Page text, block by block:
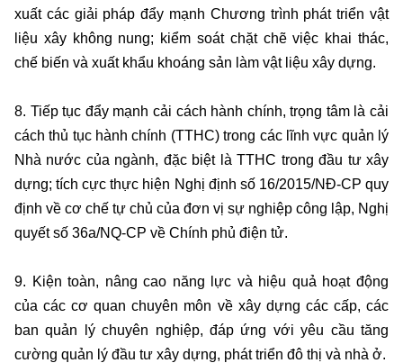
xuất các giải pháp đẩy mạnh Chương trình phát triển vật
liệu xây không nung; kiểm soát chặt chẽ việc khai thác,
chế biến và xuất khẩu khoáng sản làm vật liệu xây dựng.
8. Tiếp tục đẩy mạnh cải cách hành chính, trọng tâm là cải
cách thủ tục hành chính (TTHC) trong các lĩnh vực quản lý
Nhà nước của ngành, đặc biệt là TTHC trong đầu tư xây
dựng; tích cực thực hiện Nghị định số 16/2015/NĐ-CP quy
định về cơ chế tự chủ của đơn vị sự nghiệp công lập, Nghị
quyết số 36a/NQ-CP về Chính phủ điện tử.
9. Kiện toàn, nâng cao năng lực và hiệu quả hoạt động
của các cơ quan chuyên môn về xây dựng các cấp, các
ban quản lý chuyên nghiệp, đáp ứng với yêu cầu tăng
cường quản lý đầu tư xây dựng, phát triển đô thị và nhà ở.